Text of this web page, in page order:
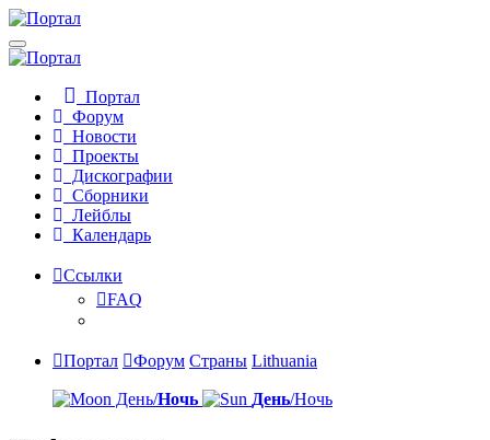
Портал
Форум
Новости
Проекты
Дискографии
Сборники
Лейблы
Календарь
Ссылки
FAQ
Портал Форум Страны Lithuania
День/Ночь День/Ночь